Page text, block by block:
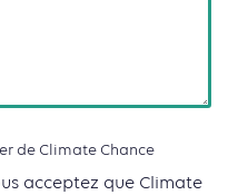
de Climate Chance
acceptez que Climate